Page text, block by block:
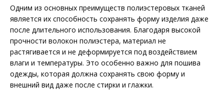
Одним из основных преимуществ полиэстеровых тканей
является их способность сохранять форму изделия даже
после длительного использования. Благодаря высокой
прочности волокон полиэстера, материал не
растягивается и не деформируется под воздействием
влаги и температуры. Это особенно важно для пошива
одежды, которая должна сохранять свою форму и
внешний вид даже после стирки и глажки.